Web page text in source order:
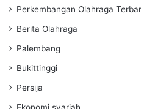
Perkembangan Olahraga
Berita Olahraga
Palembang
Bukittinggi
Persija